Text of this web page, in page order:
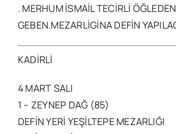
. MERHUM İSMAİL TECİRLİ
GEBEN.MEZARLİGİNA DEFİN
KADİRLİ
4 MART SALI
1 – ZEYNEP DAĞ (85)
DEFİN YERİ YEŞİLTEPE MEZARLIĞI